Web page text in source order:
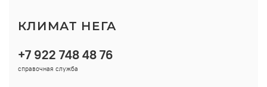
+7 922 748 48 76
справочная служба
КЛИМАТ НЕГА